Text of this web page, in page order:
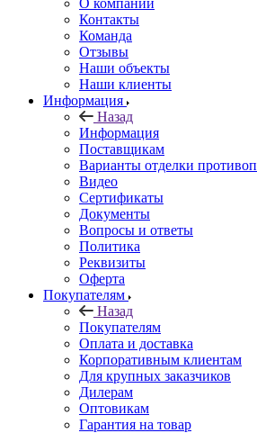
О компании
Контакты
Команда
Отзывы
Наши объекты
Наши клиенты
Информация
Назад
Информация
Поставщикам
Варианты отделки
Видео
Сертификаты
Документы
Вопросы и ответы
Политика
Реквизиты
Оферта
Покупателям
Назад
Покупателям
Оплата и доставка
Корпоративным клиентам
Для крупных заказчиков
Дилерам
Оптовикам
Гарантия на товар